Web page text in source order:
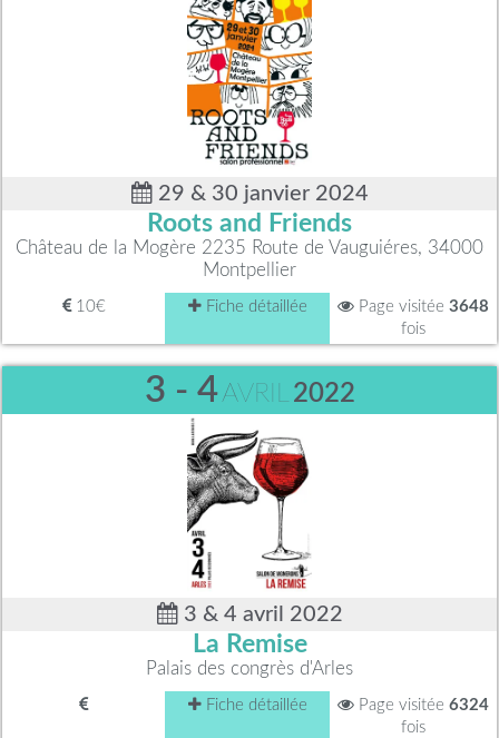
29 & 30 janvier 2024
Roots and Friends
Château de la Mogère 2235 Route de Vauguiéres, 34000
Montpellier
10€ Fiche détaillée Page visitée 3648
fois
3 - 4AVRIL 2022
3 & 4 avril 2022
La Remise
Palais des congrès d'Arles
Fiche détaillée Page visitée 6324
fois